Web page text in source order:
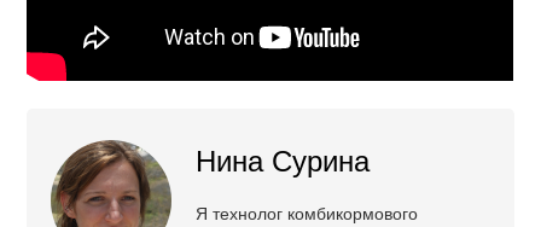
Нина Сурина
Я технолог комбикормового